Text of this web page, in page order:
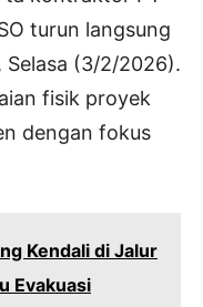
turun langsung
(3/2/2026).
fisik proyek
dengan fokus
Kendali di Jalur
Evakuasi